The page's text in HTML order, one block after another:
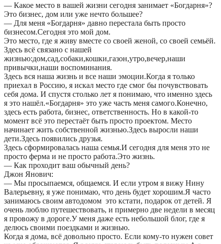
— Какое место в вашей жизни сегодня занимает «Богдарня»?
Это бизнес, дом или уже нечто большее?
— Для меня «Богдарня» давно перестала быть просто
бизнесом.Сегодня это мой дом.
Это место, где я живу вместе со своей женой, со своей семьёй.
Здесь всё связано с нашей
жизнью:дом,сад,собаки,кошки,газон,утро,вечер,наши
привычки,наши воспоминания.
Здесь вся наша жизнь и все наши эмоции.Когда я только
приехал в Россию, я искал место где смог бы почувствовать
себя дома. И спустя столько лет я понимаю, что именно здесь
я это нашёл.«Богдарня» это уже часть меня самого.Конечно,
здесь есть работа, бизнес, ответственность. Но в какой-то
момент всё это перестаёт быть просто проектом. Место
начинает жить собственной жизнью.Здесь выросли наши
дети.Здесь появились друзья.
Здесь сформировалась наша семья.И сегодня для меня это не
просто ферма и не просто работа.Это жизнь.
— Как проходит ваш обычный день?
Джон Янович:
— Мы просыпаемся, общаемся. И если утром я вижу Нину
Валерьевну, я уже понимаю, что день будет хорошим.Я часто
занимаюсь своим автодомом это кстати, подарок от детей. Я
очень люблю путешествовать, и примерно две недели в месяц
я провожу в дороге.У меня даже есть небольшой блог, где я
делюсь своими поездками и жизнью.
Когда я дома, всё довольно просто. Если кому-то нужен совет